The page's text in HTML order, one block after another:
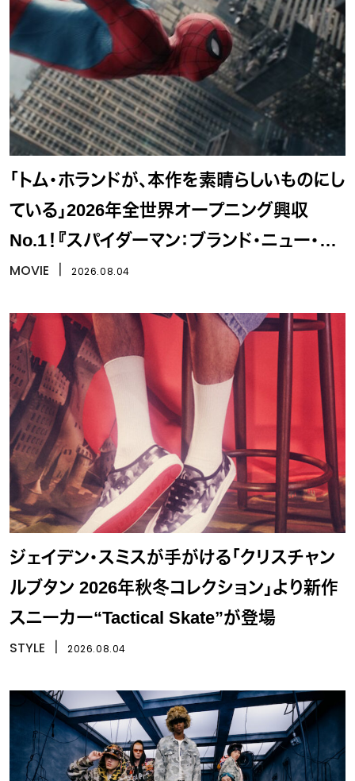
「トム・ホランドが、本作を素晴らしいものにし
ている」2026年全世界オープニング興収
No.1！『スパイダーマン：ブランド・ニュー・デ
イ』
MOVIE 2026.08.04
ジェイデン・スミスが手がける「クリスチャン
ルブタン 2026年秋冬コレクション」より新作
スニーカー“Tactical Skate”が登場
STYLE 2026.08.04